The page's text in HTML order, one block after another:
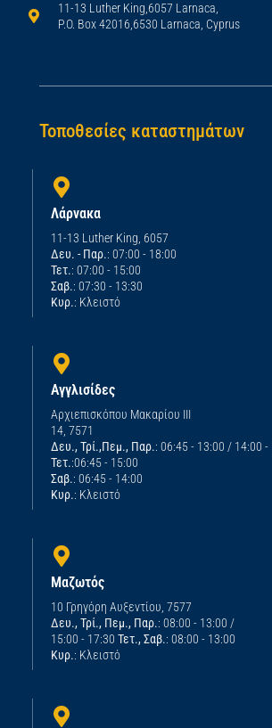
11-13 Luther King,6057 Larnaca,
P.O. Box 42016,6530 Larnaca, Cyprus
Τοποθεσίες καταστημάτων
Λάρνακα
11-13 Luther King, 6057
Δευ. - Παρ.: 07:00 - 18:00
Τετ.: 07:00 - 15:00
Σαβ.: 07:30 - 13:30
Κυρ.: Κλειστό
Αγγλισίδες
Αρχιεπισκόπου Μακαρίου ΙΙΙ
14, 7571
Δευ., Τρί.,Πεμ., Παρ.: 06:45 - 13:00 / 14:00 -
Τετ.:06:45 - 15:00
Σαβ.: 06:45 - 14:00
Κυρ.: Κλειστό
Μαζωτός
10 Γρηγόρη Αυξεντίου, 7577
Δευ., Τρί., Πεμ., Παρ.: 08:00 - 13:00 /
15:00 - 17:30 Τετ., Σαβ.: 08:00 - 13:00
Κυρ.: Κλειστό